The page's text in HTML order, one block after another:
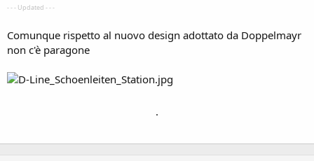
- - - Updated - - -
Comunque rispetto al nuovo design adottato da Doppelmayr
non c'è paragone
.